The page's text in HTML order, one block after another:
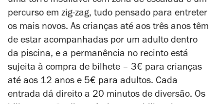
percurso em zig-zag, tudo pensado para entreter
os mais novos. As crianças até aos três anos têm
de estar acompanhadas por um adulto dentro
da piscina, e a permanência no recinto está
sujeita à compra de bilhete – 3€ para crianças
até aos 12 anos e 5€ para adultos. Cada
entrada dá direito a 20 minutos de diversão. Os